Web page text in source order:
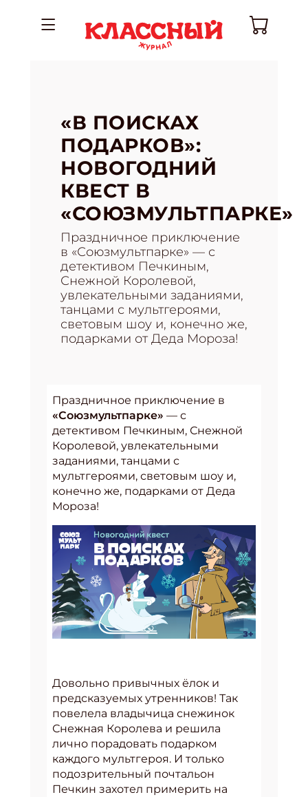
«В ПОИСКАХ
ПОДАРКОВ»:
НОВОГОДНИЙ
КВЕСТ В
«СОЮЗМУЛЬТПАРКЕ»
Праздничное приключение
в «Союзмультпарке» — с
детективом Печкиным,
Снежной Королевой,
увлекательными заданиями,
танцами с мультгероями,
световым шоу и, конечно же,
подарками от Деда Мороза!
Праздничное приключение в
«Союзмультпарке» — с
детективом Печкиным, Снежной
Королевой, увлекательными
заданиями, танцами с
мультгероями, световым шоу и,
конечно же, подарками от Деда
Мороза!
Довольно привычных ёлок и
предсказуемых утренников! Так
повелела владычица снежинок
Снежная Королева и решила
лично порадовать подарком
каждого мультгероя. И только
подозрительный почтальон
Печкин захотел примерить на